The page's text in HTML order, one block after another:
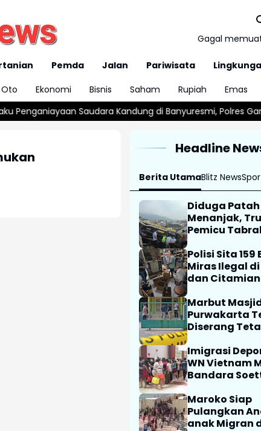
Gagal
Pemda Jalan Pariwisata
Oto Ekonomi Bisnis Saham Rupiah Emas
Saudara Kandung di Banyuresmi, Polres Garut Amankan
Headline
Berita UtamaBlitz News
Diduga Patah
Menanjak,
Pemicu
Kendaraan di
Diselidiki
Polisi Sita 159
Miras Ilegal
dan
Marbut
Purwakarta
Diserang
Polisi
Barang Bukti
Imigrasi
WN Vietnam
Bandara
Maroko Siap
Pulangkan
anak Migran